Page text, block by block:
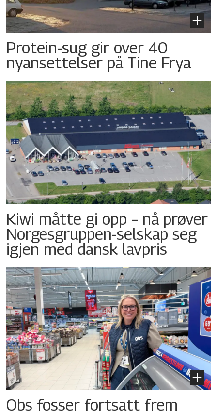
Protein-sug gir over 40
nyansettelser på Tine Frya
Kiwi måtte gi opp – nå prøver
Norgesgruppen-selskap seg
igjen med dansk lavpris
Obs fosser fortsatt frem